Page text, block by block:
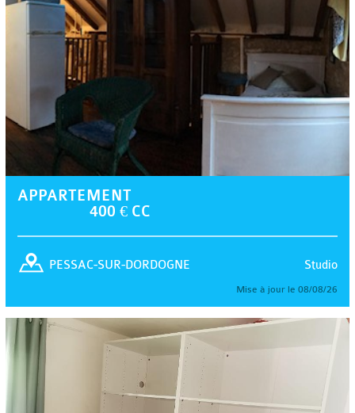
APPARTEMENT
400 € CC
Studio
PESSAC-SUR-DORDOGNE
Mise à jour le 08/08/26